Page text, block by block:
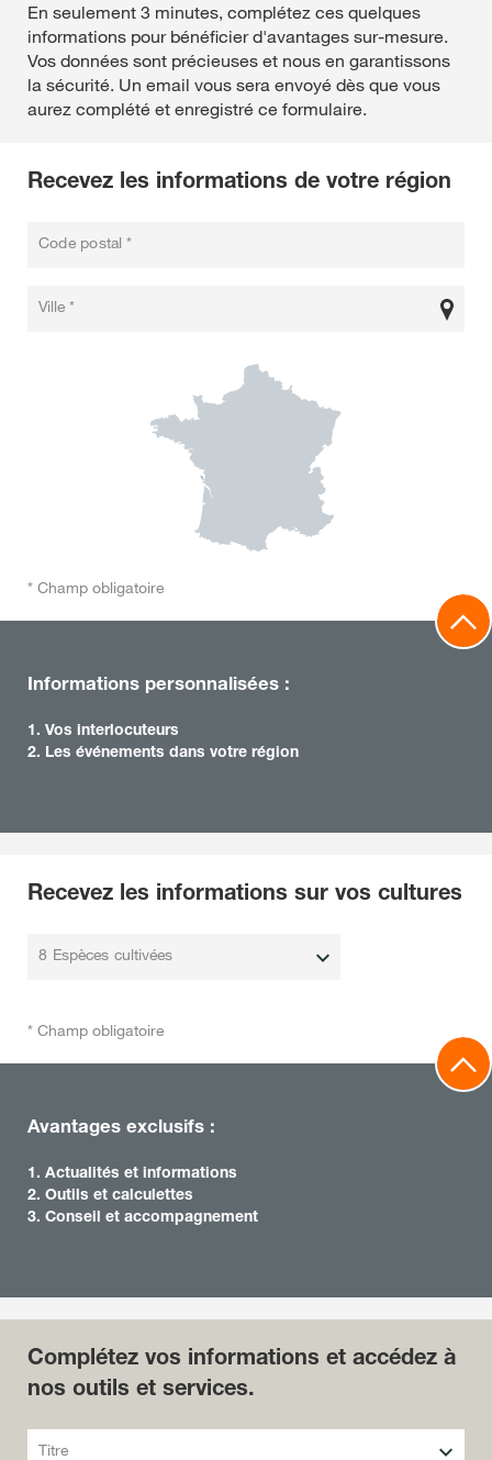
En seulement 3 minutes, complétez ces quelques
informations pour bénéficier d'avantages sur-mesure.
Vos données sont précieuses et nous en garantissons
la sécurité. Un email vous sera envoyé dès que vous
aurez complété et enregistré ce formulaire.
Recevez les informations de votre région
Code postal *
Ville *
* Champ obligatoire
Informations personnalisées :
1. Vos interlocuteurs
2. Les événements dans votre région
Recevez les informations sur vos cultures
8 Espèces cultivées
* Champ obligatoire
Avantages exclusifs :
1. Actualités et informations
2. Outils et calculettes
3. Conseil et accompagnement
Complétez vos informations et accédez à
nos outils et services.
Titre